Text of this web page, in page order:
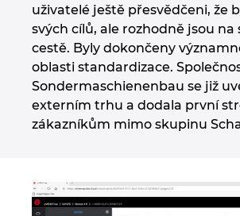
uživatelé ještě přesvědčeni, že
svých cílů, ale rozhodně jsou na
cestě. Byly dokončeny
oblasti standardizace.
Sondermaschienenbau se již
externím trhu a dodala první
zákazníkům mimo skupinu